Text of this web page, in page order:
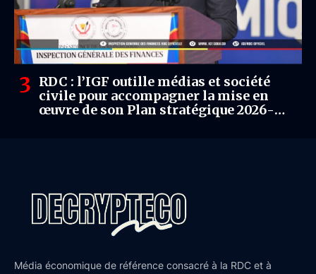
RDC : l’IGF outille médias et société
civile pour accompagner la mise en
œuvre de son Plan stratégique 2026-
Média économique de référence consacré à la RDC et à